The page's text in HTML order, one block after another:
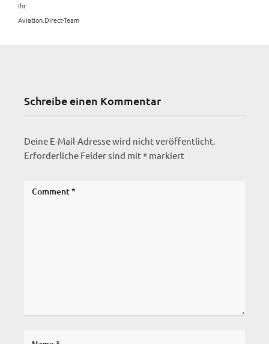
Ihr
Aviation.Direct-Team
Schreibe einen Kommentar
Deine E-Mail-Adresse wird nicht veröffentlicht.
Erforderliche Felder sind mit* markiert